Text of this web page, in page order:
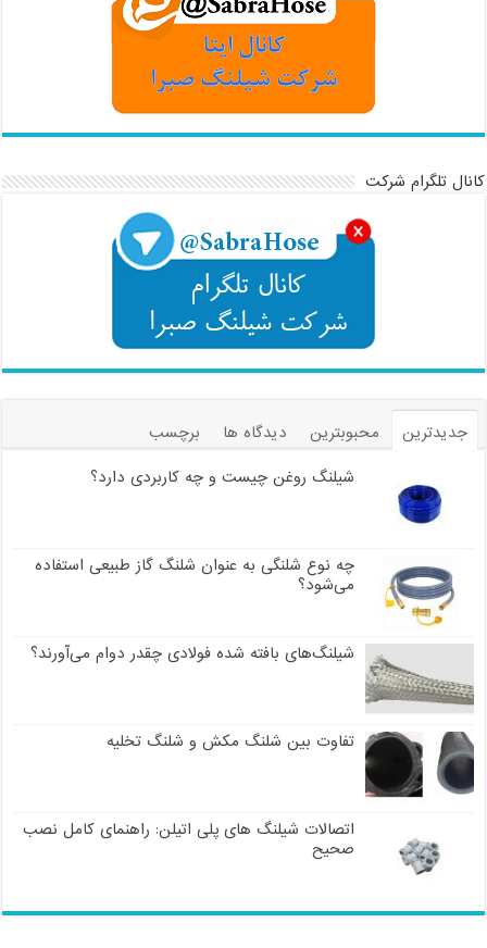
کانال تلگرام شرکت
جدیدترین محبوبترین دیدگاه ها
برچسب
شیلنگ روغن چیست و چه کاربردی دارد؟
چه نوع شلنگی به عنوان شلنگ گاز طبیعی استفاده
می‌شود؟
شیلنگ‌های بافته شده فولادی چقدر دوام می‌آورند؟
تفاوت بین شلنگ مکش و شلنگ تخلیه
اتصالات شیلنگ های پلی اتیلن: راهنمای کامل نصب
صحیح